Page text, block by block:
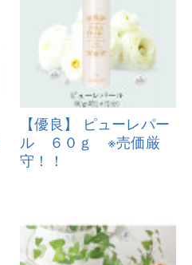
【優良】 ピューレパー
ル ６０ｇ ※売価厳
守！！